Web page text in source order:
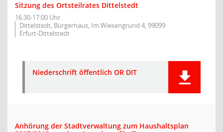
Sitzung des Ortsteilrates Dittelstedt
16:30-17:00 Uhr
Dittelstedt, Bürgerhaus, Im Wiesengrund 4, 99099
Erfurt-Dittelstedt
Niederschrift öffentlich OR DIT
Anhörung der Stadtverwaltung zum Haushaltsplan